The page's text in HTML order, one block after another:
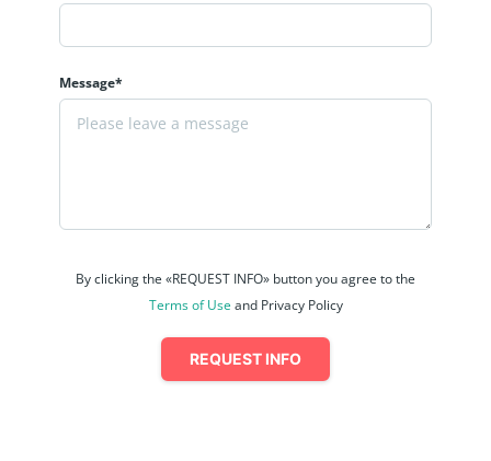
Message*
By clicking the «REQUEST INFO» button you agree to the
Terms of Use and Privacy Policy
REQUEST INFO